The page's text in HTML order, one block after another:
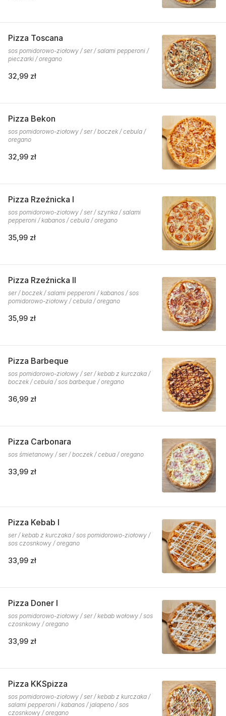
Pizza Toscana
sos pomidorowo-ziołowy / ser / salami pepperoni /
pieczarki / oregano
32,99 zł
Pizza Bekon
sos pomidorowo-ziołowy / ser / boczek / cebula /
oregano
32,99 zł
Pizza Rzeźnicka I
sos pomidorowo-ziołowy / ser / szynka / salami
pepperoni / kabanos / cebula / oregano
35,99 zł
Pizza Rzeźnicka II
ser / boczek / salami pepperoni / kabanos / sos
pomidorowo-ziołowy / cebula / oregano
35,99 zł
Pizza Barbeque
sos pomidorowo-ziołowy / ser / kebab z kurczaka /
boczek / cebula / sos barbeque / oregano
36,99 zł
Pizza Carbonara
sos śmietanowy / ser / boczek / cebua / oregano
33,99 zł
Pizza Kebab I
ser / kebab z kurczaka / sos pomidorowo-ziołowy /
sos czosnkowy / oregano
33,99 zł
Pizza Doner I
sos pomidorowo-ziołowy / ser / kebab wołowy / sos
czosnkowy / oregano
33,99 zł
Pizza KKSpizza
sos pomidorowo-ziołowy / ser / kebab z kurczaka /
salami pepperoni / kabanos / jalapeno / sos
czosnkowy / oregano